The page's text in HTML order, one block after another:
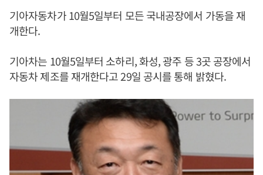
기아자동차가 10월5일부터 모든 국내공장에서 가동을 재
개한다.
기아차는 10월5일부터 소하리, 화성, 광주 등 3곳 공장에서
자동차 제조를 재개한다고 29일 공시를 통해 밝혔다.